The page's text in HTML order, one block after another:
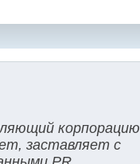
корпорацию
заставляет с